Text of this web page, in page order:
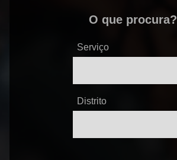
O que procura?
Serviço
Distrito